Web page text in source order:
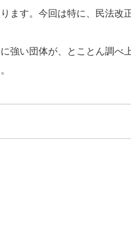
ます。今回は特に、民法改
強い団体が、とことん調べ